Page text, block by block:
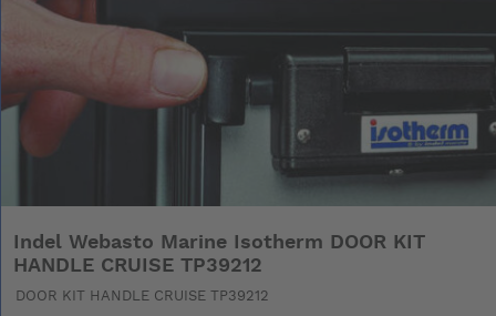
Indel Webasto Marine Isotherm DOOR KIT
HANDLE CRUISE TP39212
DOOR KIT HANDLE CRUISE TP39212